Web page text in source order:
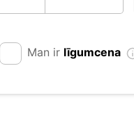
Man ir līgumcena